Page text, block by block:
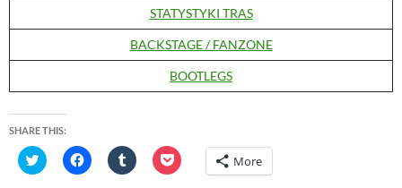
STATYSTYKI TRAS
BACKSTAGE / FANZONE
BOOTLEGS
SHARE THIS:
C
l
C
l
C
l
C
l More